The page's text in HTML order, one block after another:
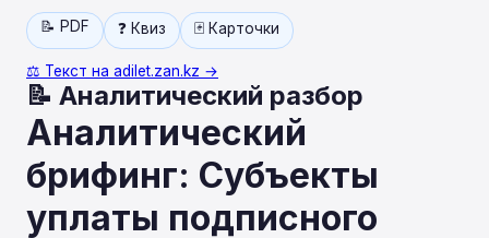
📝 PDF ❓ Квиз 🃏 Карточки
⚖️ Текст на adilet.zan.kz →
📝 Аналитический разбор
Аналитический
брифинг: Субъекты
уплаты подписного